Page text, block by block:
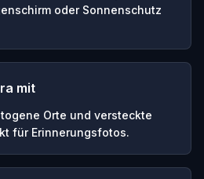
oder Sonnenschutz
mit
Orte und versteckte
für Erinnerungsfotos.